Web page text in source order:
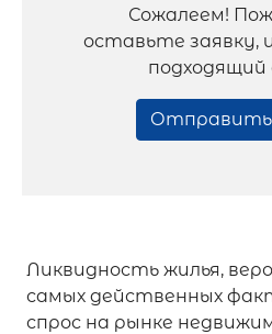
Сожалеем!
оставьте заявку,
подходящий
Отправить
Ликвидность жилья,
самых действенных
спрос на рынке